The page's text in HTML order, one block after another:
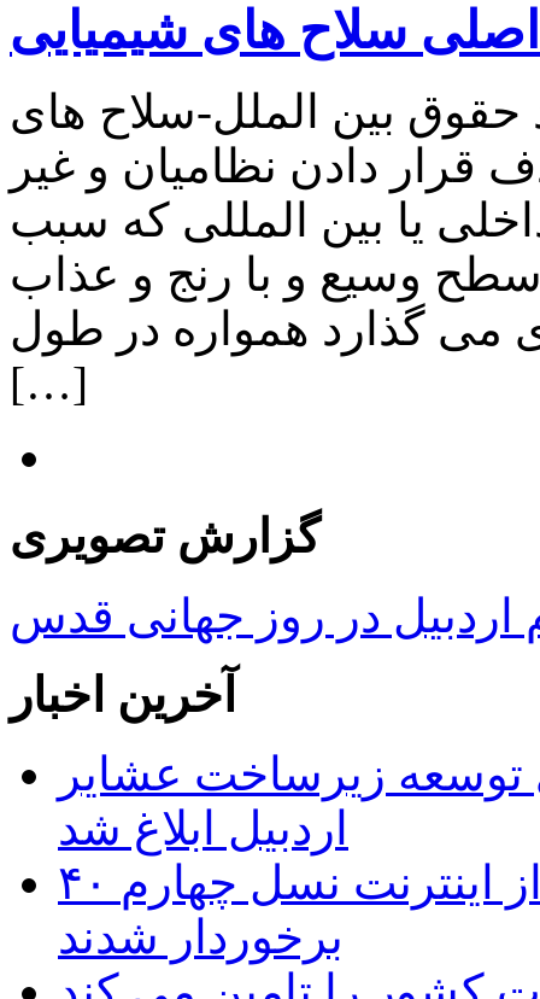
اصلی سلاح های شیمیایی
بين الملل-سلاح های
دادن نظامیان و غیر
یا بین المللی که سبب
وسیع و با رنج و عذاب
می گذارد همواره در طول
[…]
گزارش تصویری
در روز جهانی قدس
آخرین اخبار
برای توسعه زیرساخت عشایر
اردبیل ابلاغ شد
۴۰ روستای شهرستان گِرمی از اینترنت نسل چهارم
برخوردار شدند